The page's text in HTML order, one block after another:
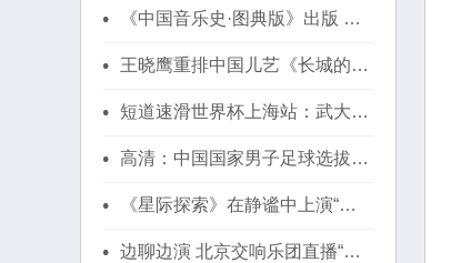
《中国音乐史·图典版》出版 被
王晓鹰重排中国儿艺《长城的传
短道速滑世界杯上海站：武大
高清：中国国家男子足球选拔队
《星际探索》在静谧中上演“太
边聊边演 北京交响乐团直播“新